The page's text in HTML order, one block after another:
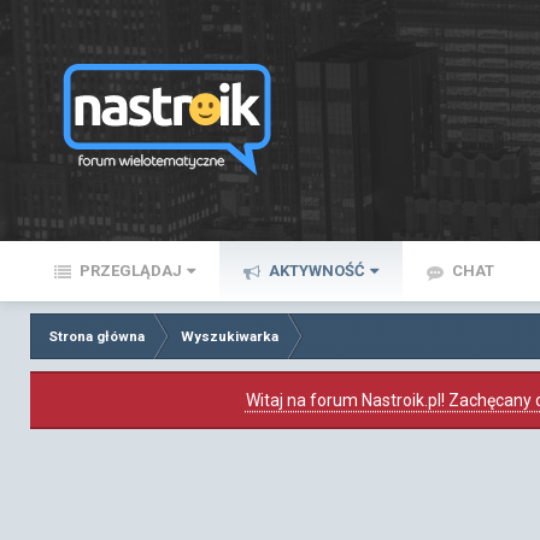
PRZEGLĄDAJ AKTYWNOŚĆ CHAT
Strona główna Wyszukiwarka
Witaj na forum Nastroik.pl!